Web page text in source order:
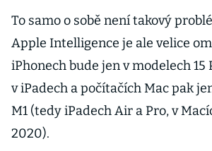
To samo o sobě není takový
Apple Intelligence je ale velice
iPhonech bude jen v modelech 15
v iPadech a počítačích Mac pak
M1 (tedy iPadech Air a Pro, v
2020).